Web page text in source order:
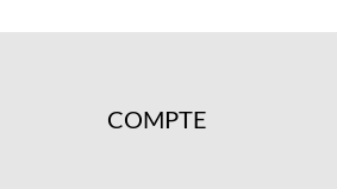
COMPTE